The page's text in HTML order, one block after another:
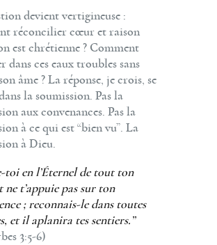
devient vertigineuse :
réconcilier cœur et raison
est chrétienne ? Comment
dans ces eaux troubles sans
âme ? La réponse, je crois, se
la soumission. Pas la
aux convenances. Pas la
à ce qui est “bien vu”. La
à Dieu.
toi en l’Éternel de tout ton
ne t’appuie pas sur ton
; reconnais-le dans toutes
et il aplanira tes sentiers.”
3:5-6)